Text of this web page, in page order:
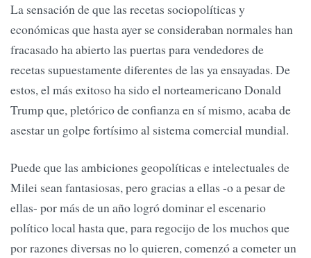
La sensación de que las recetas sociopolíticas y
económicas que hasta ayer se consideraban normales han
fracasado ha abierto las puertas para vendedores de
recetas supuestamente diferentes de las ya ensayadas. De
estos, el más exitoso ha sido el norteamericano Donald
Trump que, pletórico de confianza en sí mismo, acaba de
asestar un golpe fortísimo al sistema comercial mundial.
Puede que las ambiciones geopolíticas e intelectuales de
Milei sean fantasiosas, pero gracias a ellas -o a pesar de
ellas- por más de un año logró dominar el escenario
político local hasta que, para regocijo de los muchos que
por razones diversas no lo quieren, comenzó a cometer un